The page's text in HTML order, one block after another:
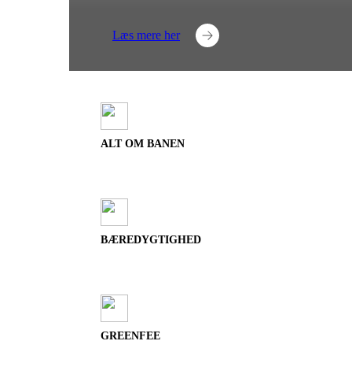
Læs mere her
ALT OM BANEN
BÆREDYGTIGHED
GREENFEE